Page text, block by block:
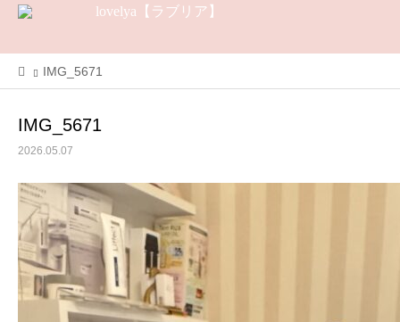
IMG_5671
IMG_5671
2026.05.07